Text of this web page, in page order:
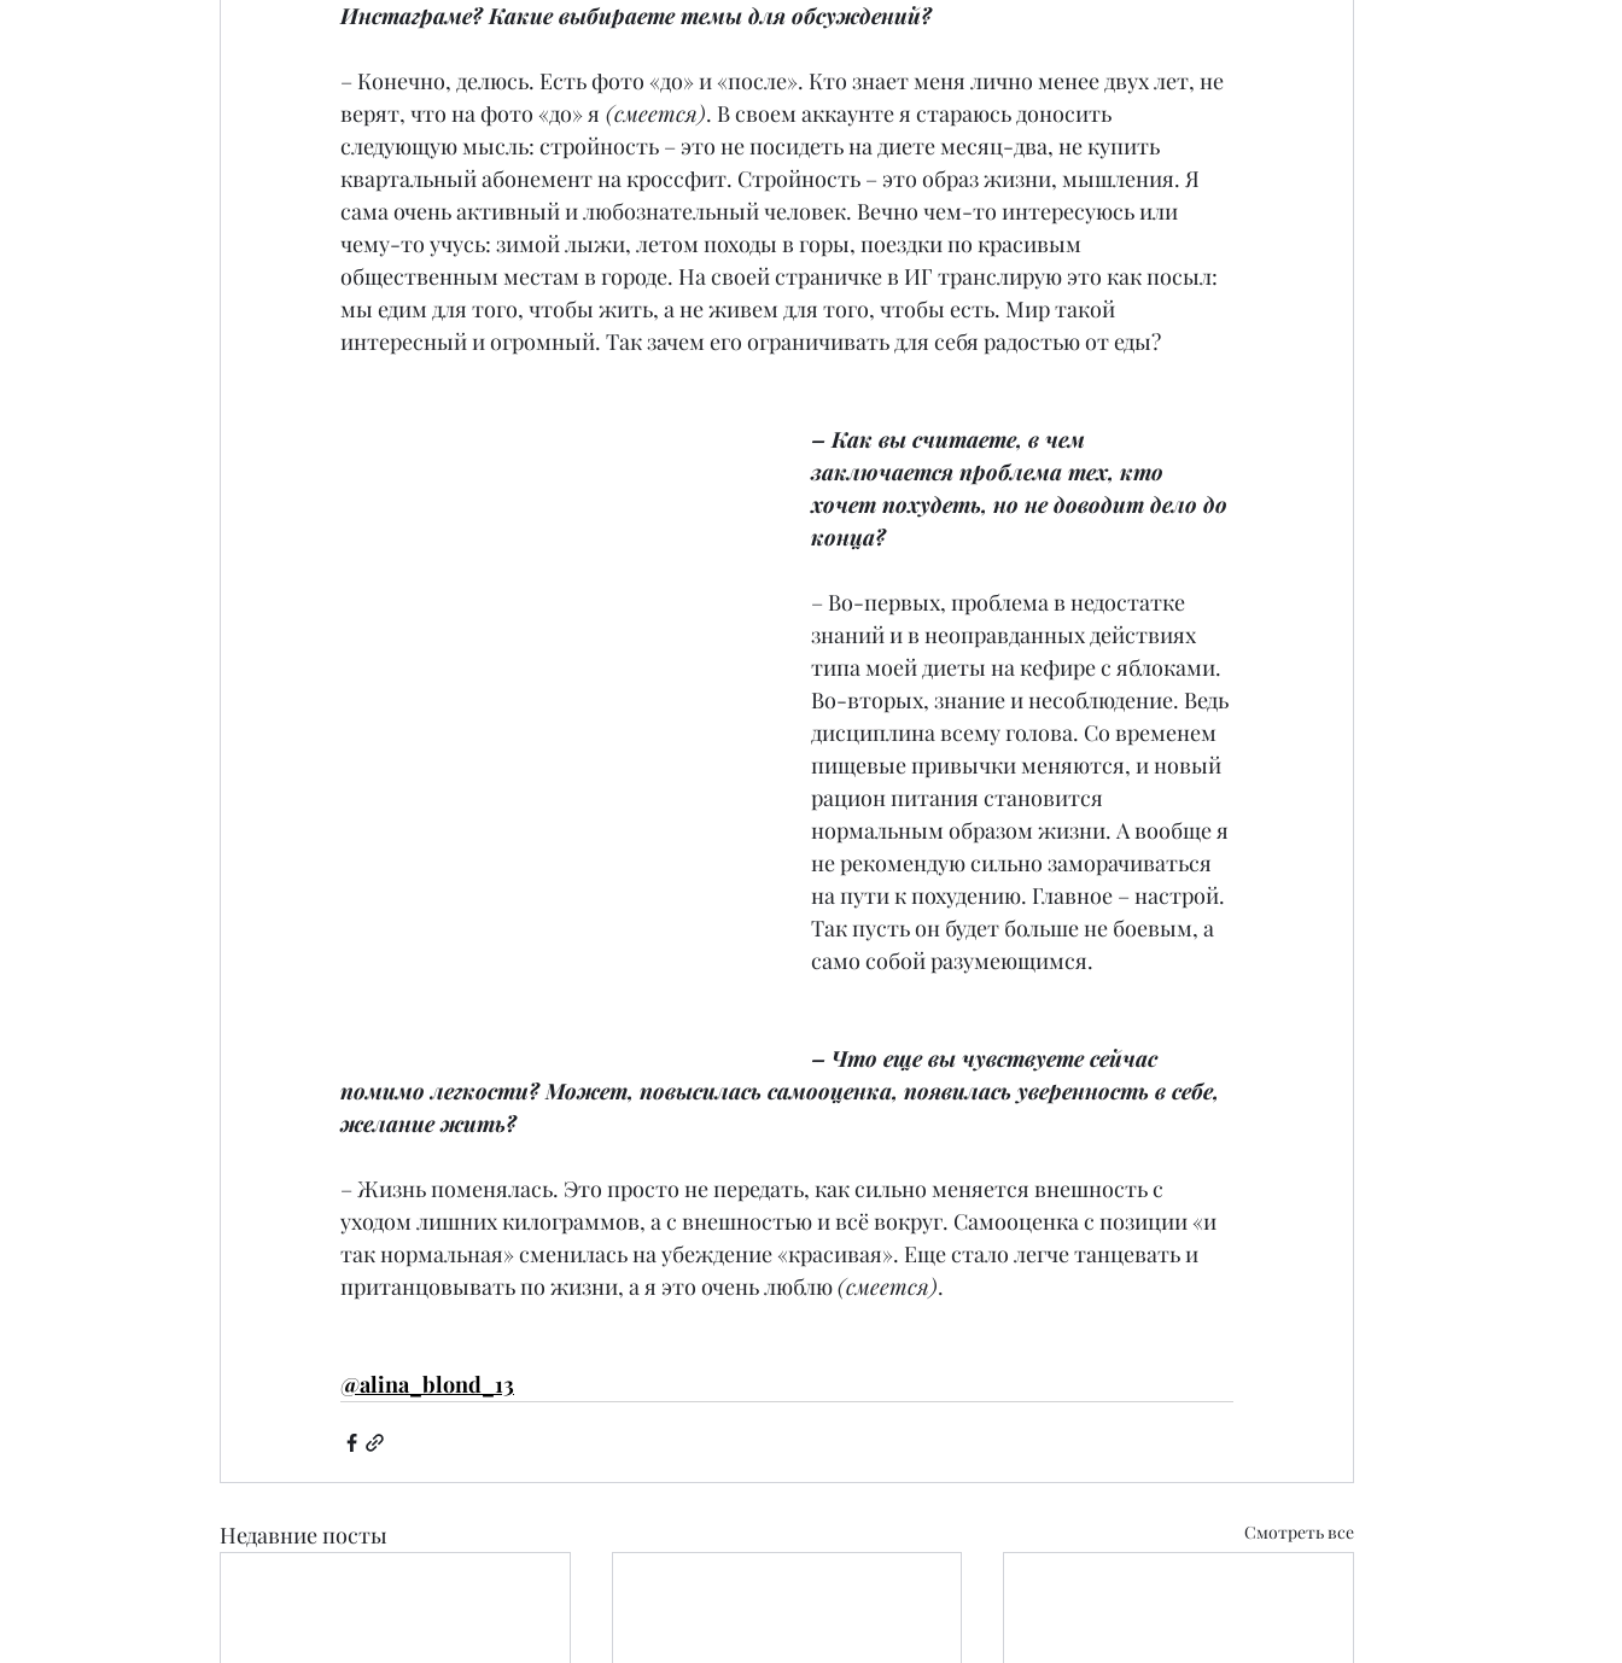
Инстаграме? Какие выбираете темы для обсуждений?
– Конечно, делюсь. Есть фото «до» и «после». Кто знает меня лично менее двух лет, не
верят, что на фото «до» я (смеется). В своем аккаунте я стараюсь доносить
следующую мысль: стройность – это не посидеть на диете месяц-два, не купить
квартальный абонемент на кроссфит. Стройность – это образ жизни, мышления. Я
сама очень активный и любознательный человек. Вечно чем-то интересуюсь или
чему-то учусь: зимой лыжи, летом походы в горы, поездки по красивым
общественным местам в городе. На своей страничке в ИГ транслирую это как посыл:
мы едим для того, чтобы жить, а не живем для того, чтобы есть. Мир такой
интересный и огромный. Так зачем его ограничивать для себя радостью от еды?
– Как вы считаете, в чем
заключается проблема тех, кто
хочет похудеть, но не доводит дело до
конца?
– Во-первых, проблема в недостатке
знаний и в неоправданных действиях
типа моей диеты на кефире с яблоками.
Во-вторых, знание и несоблюдение. Ведь
дисциплина всему голова. Со временем
пищевые привычки меняются, и новый
рацион питания становится
нормальным образом жизни. А вообще я
не рекомендую сильно заморачиваться
на пути к похудению. Главное – настрой.
Так пусть он будет больше не боевым, а
само собой разумеющимся.
– Что еще вы чувствуете сейчас
помимо легкости? Может, повысилась самооценка, появилась уверенность в себе,
желание жить?
– Жизнь поменялась. Это просто не передать, как сильно меняется внешность с
уходом лишних килограммов, а с внешностью и всё вокруг. Самооценка с позиции «и
так нормальная» сменилась на убеждение «красивая». Еще стало легче танцевать и
пританцовывать по жизни, а я это очень люблю (смеется).
@alina_blond_13
Недавние посты Смотреть все